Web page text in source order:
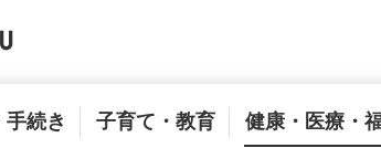
続き 子育て・教育 健康・医療・